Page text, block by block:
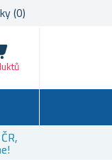
(0)
košík